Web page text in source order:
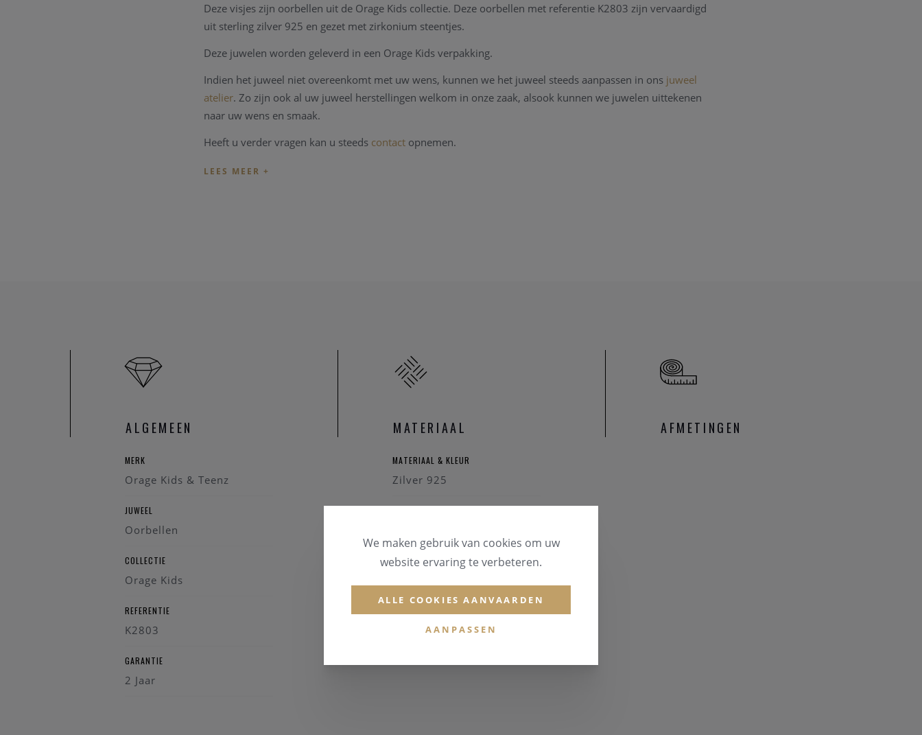
Deze visjes zijn oorbellen uit de Orage Kids collectie. Deze oorbellen met referentie K2803 zijn vervaardigd
uit sterling zilver 925 en gezet met zirkonium steentjes.
Deze juwelen worden geleverd in een Orage Kids verpakking.
Indien het juweel niet overeenkomt met uw wens, kunnen we het juweel steeds aanpassen in ons juweel
atelier. Zo zijn ook al uw juweel herstellingen welkom in onze zaak, alsook kunnen we juwelen uittekenen
naar uw wens en smaak.
Heeft u verder vragen kan u steeds contact opnemen.
ALGEMEEN
MERK
Orage Kids & Teenz
JUWEEL
Oorbellen
COLLECTIE
Orage Kids
REFERENTIE
K2803
GARANTIE
2 Jaar
MATERIAAL
MATERIAAL & KLEUR
Zilver 925
AFMETINGEN
We maken gebruik van cookies om uw
website ervaring te verbeteren.
ALLE COOKIES AANVAARDEN
AANPASSEN